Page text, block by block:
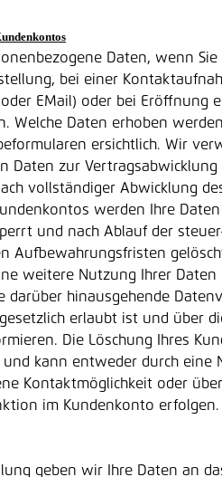
Daten, wenn
bei einer
EMail) oder bei Eröffnung
Welche Daten erhoben
ersichtlich. Wir
Daten zur
vollständiger Abwicklung
werden Ihre
und nach Ablauf der
Aufbewahrungsfristen
weitere Nutzung Ihrer
darüber hinausgehende
erlaubt ist und über
Die Löschung Ihres
kann entweder durch eine
Kontaktmöglichkeit oder
im Kundenkonto erfolgen.
geben wir Ihre Daten an